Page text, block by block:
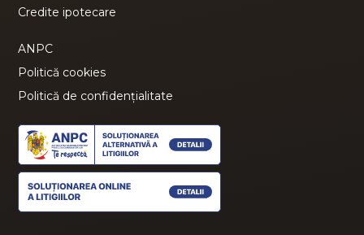
Credite ipotecare
ANPC
Politică cookies
Politică de confidențialitate